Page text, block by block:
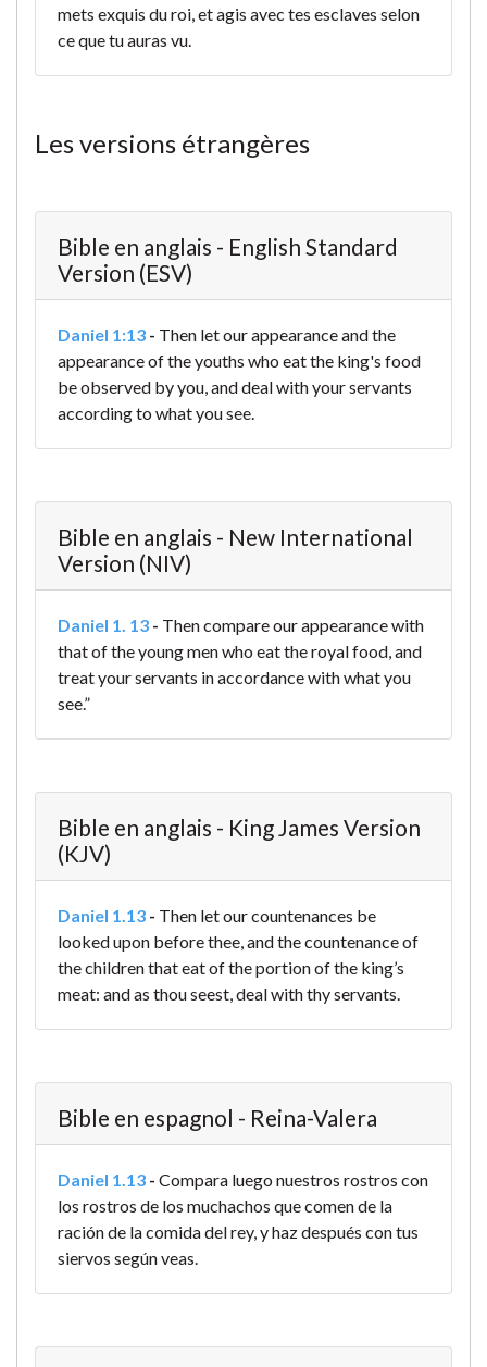
mets exquis du roi, et agis avec tes esclaves selon
ce que tu auras vu.
Les versions étrangères
Bible en anglais - English Standard
Version (ESV)
Daniel 1:13 - Then let our appearance and the
appearance of the youths who eat the king's food
be observed by you, and deal with your servants
according to what you see.
Bible en anglais - New International
Version (NIV)
Daniel 1. 13 - Then compare our appearance with
that of the young men who eat the royal food, and
treat your servants in accordance with what you
see.”
Bible en anglais - King James Version
(KJV)
Daniel 1.13 - Then let our countenances be
looked upon before thee, and the countenance of
the children that eat of the portion of the king’s
meat: and as thou seest, deal with thy servants.
Bible en espagnol - Reina-Valera
Daniel 1.13 - Compara luego nuestros rostros con
los rostros de los muchachos que comen de la
ración de la comida del rey, y haz después con tus
siervos según veas.